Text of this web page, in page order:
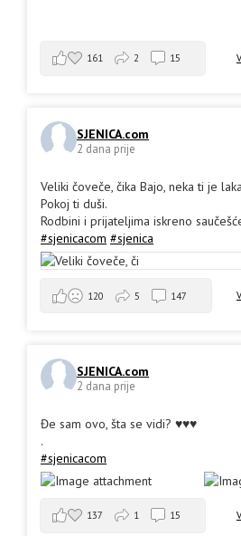
161 2 15
SJENICA.com
2 dana prije
Veliki čoveče, čika Bajo, neka ti je
Pokoj ti duši.
Rodbini i prijateljima iskreno
#sjenicacom #sjenica
120 5 147
SJENICA.com
2 dana prije
Đe sam ovo, šta se vidi? ♥️♥️♥️
.
#sjenicacom
137 1 15